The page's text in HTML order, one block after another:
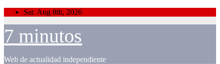
Skip
content
Sat. Aug 8th, 2026
7 minutos
Web de actualidad independiente